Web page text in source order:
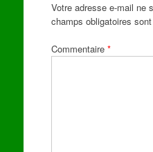
Votre adresse e-mail ne
champs obligatoires
Commentaire *